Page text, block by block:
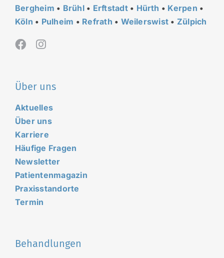
Bergheim • Brühl • Erftstadt • Hürth • Kerpen •
Köln • Pulheim • Refrath • Weilerswist • Zülpich
Über uns
Aktuelles
Über uns
Karriere
Häufige Fragen
Newsletter
Patientenmagazin
Praxisstandorte
Termin
Behandlungen